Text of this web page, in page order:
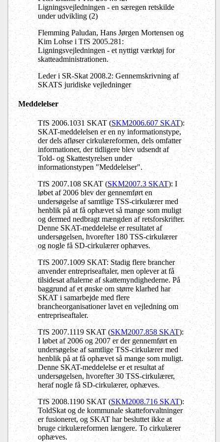
Ligningsvejledningen - en særegen retskilde
under udvikling (2)
Flemming Paludan, Hans Jørgen Mortensen og
Kim Lohse i TfS 2005.281:
Ligningsvejledningen - et nyttigt værktøj for
skatteadministrationen.
Leder i SR-Skat 2008.2: Gennemskrivning af
SKATS juridiske vejledninger
Meddelelser
TfS 2006.1031 SKAT (SKM2006.607 SKAT):
SKAT-meddelelsen er en ny informationstype,
der dels afløser cirkulæreformen, dels omfatter
informationer, der tidligere blev udsendt af
Told- og Skattestyrelsen under
informationstypen "Meddelelser".
TfS 2007.108 SKAT (SKM2007.3 SKAT): I
løbet af 2006 blev der gennemført en
undersøgelse af samtlige TSS-cirkulærer med
henblik på at få ophævet så mange som muligt
og dermed nedbragt mængden af retsforskrifter.
Denne SKAT-meddelelse er resultatet af
undersøgelsen, hvorefter 180 TSS-cirkulærer
og nogle få SD-cirkulærer ophæves.
TfS 2007.1009 SKAT: Stadig flere brancher
anvender entrepriseaftaler, men oplever at få
tilsidesat aftalerne af skattemyndighederne. På
baggrund af et ønske om større klarhed har
SKAT i samarbejde med flere
brancheorganisationer lavet en vejledning om
entrepriseaftaler.
TfS 2007.1119 SKAT (SKM2007.858 SKAT):
I løbet af 2006 og 2007 er der gennemført en
undersøgelse af samtlige TSS-cirkulærer med
henblik på at få ophævet så mange som muligt.
Denne SKAT-meddelelse er et resultat af
undersøgelsen, hvorefter 30 TSS-cirkulærer,
heraf nogle få SD-cirkulærer, ophæves.
TfS 2008.1190 SKAT (SKM2008.716 SKAT):
ToldSkat og de kommunale skatteforvaltninger
er fusioneret, og SKAT har besluttet ikke at
bruge cirkulæreformen længere. To cirkulærer
ophæves.